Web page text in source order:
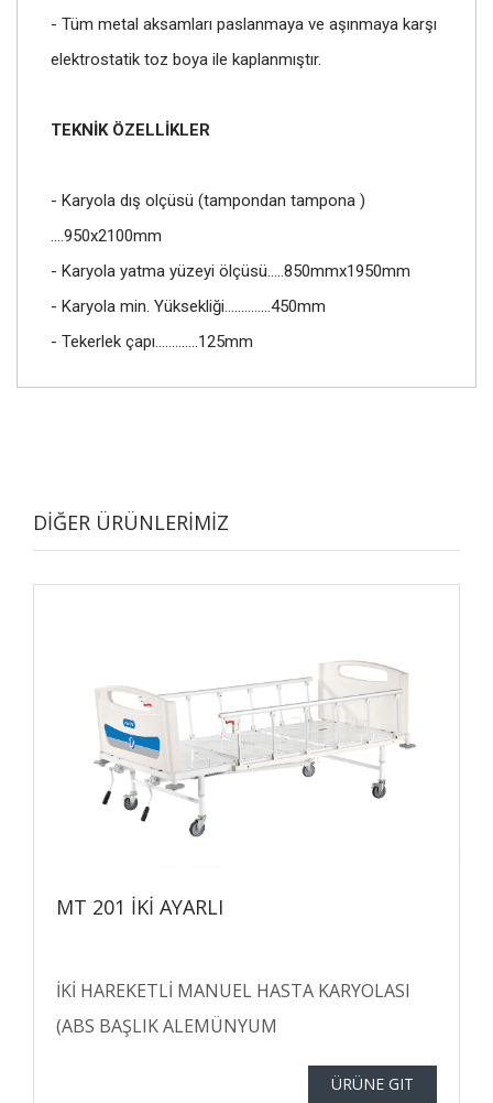
- Tüm metal aksamları paslanmaya ve aşınmaya karşı
elektrostatik toz boya ile kaplanmıştır.
TEKNİK ÖZELLİKLER
- Karyola dış olçüsü (tampondan tampona )
….950x2100mm
- Karyola yatma yüzeyi ölçüsü…..850mmx1950mm
- Karyola min. Yüksekliği…………..450mm
- Tekerlek çapı………….125mm
DİĞER ÜRÜNLERİMİZ
MT 201 İKİ AYARLI
İKİ HAREKETLİ MANUEL HASTA KARYOLASI
(ABS BAŞLIK ALEMÜNYUM
ÜRÜNE GIT